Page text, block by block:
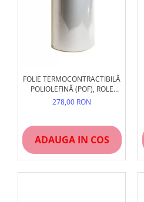
FOLIE TERMOCONTRACTIBILĂ
POLIOLEFINĂ (POF), ROLE
DIVERSE LĂȚIMI ȘI GROSIMI
278,00 RON
ADAUGA IN COS